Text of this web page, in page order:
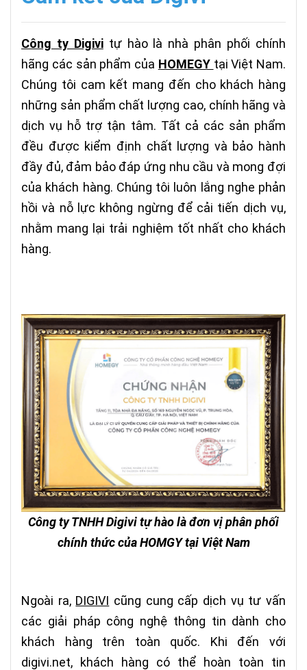
Công ty Digivitự hào là nhà phân phối chính
hãng các sản phẩm của HOMEGY tại Việt Nam.
Chúng tôi cam kết mang đến cho khách hàng
những sản phẩm chất lượng cao, chính hãng và
dịch vụ hỗ trợ tận tâm. Tất cả các sản phẩm
đều được kiểm định chất lượng và bảo hành
đầy đủ, đảm bảo đáp ứng nhu cầu và mong đợi
của khách hàng. Chúng tôi luôn lắng nghe phản
hồi và nỗ lực không ngừng để cải tiến dịch vụ,
nhằm mang lại trải nghiệm tốt nhất cho khách
hàng.
Công ty TNHH Digivi tự hào là đơn vị phân phối
chính thức của HOMGY tại Việt Nam
Ngoài ra, DIGIVI cũng cung cấp dịch vụ tư vấn
các giải pháp công nghệ thông tin dành cho
khách hàng trên toàn quốc. Khi đến với
digivi.net, khách hàng có thể hoàn toàn tin